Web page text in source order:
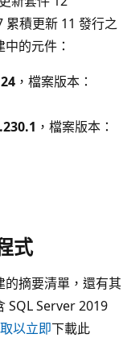
累積更新 11 發行之
的元件：
，檔案版本：
，檔案版本：
式
的摘要清單，還有其
SQL Server 2019
以立即下載此